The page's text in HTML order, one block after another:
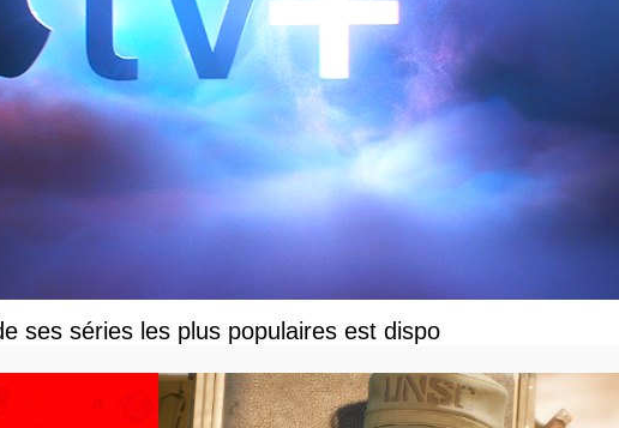
ses séries les plus populaires est dispo